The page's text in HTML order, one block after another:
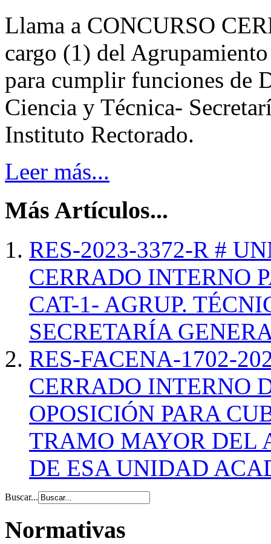
Llama a CONCURSO
cargo (1) del
para cumplir funciones de
Ciencia y Técnica-
Instituto Rectorado.
Leer más...
Más Artículos...
RES-2023-3372-R #
CERRADO INTERNO
CAT-1- AGRUP.
SECRETARÍA
RES-FACENA-1702-
CERRADO INTERNO
OPOSICIÓN PARA
TRAMO MAYOR DEL
DE ESA UNIDAD
Buscar...
Normativas